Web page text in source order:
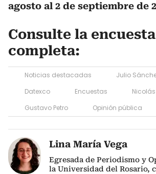
agosto al 2 de septiembre de
Consulte la encuesta
completa:
Noticias destacadas
Julio
Datexco
Encuestas
Gustavo Petro
Opinión pública
Lina María Vega
Egresada de Periodismo y
la Universidad del Rosario,